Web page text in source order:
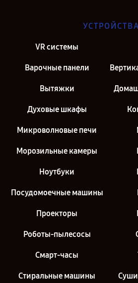
УСТРОЙСТВА
VR системы
Варочные панели
Вытяжки
Духовые шкафы
Микроволновые печи
Морозильные камеры
Ноутбуки
Посудомоечные машины
Проекторы
Роботы-пылесосы
Смарт-часы
Стиральные машины